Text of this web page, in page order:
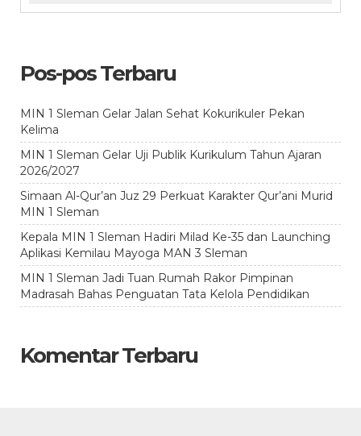
Pos-pos Terbaru
MIN 1 Sleman Gelar Jalan Sehat Kokurikuler Pekan
Kelima
MIN 1 Sleman Gelar Uji Publik Kurikulum Tahun Ajaran
2026/2027
Simaan Al-Qur’an Juz 29 Perkuat Karakter Qur’ani Murid
MIN 1 Sleman
Kepala MIN 1 Sleman Hadiri Milad Ke-35 dan Launching
Aplikasi Kemilau Mayoga MAN 3 Sleman
MIN 1 Sleman Jadi Tuan Rumah Rakor Pimpinan
Madrasah Bahas Penguatan Tata Kelola Pendidikan
Komentar Terbaru